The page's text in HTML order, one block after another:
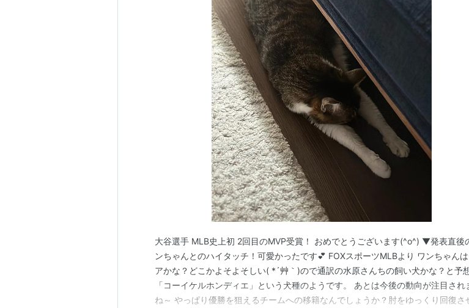
大谷選手 MLB史上初 2回目のMVP受賞！ おめでとうございます(^o^) ▼発表直後
ンちゃんとのハイタッチ！可愛かったです💕 FOXスポーツMLBより ワンちゃんは
アかな？どこかよそよそしい( *´艸｀)ので通訳の水原さんちの飼い犬かな？と予
「コーイケルホンディエ」という犬種のようです。 あとは今後の動向が注目され
ね～ やっぱり優勝を狙えるチームへの移籍なんでしょうか？肘をゆっくり回復さ